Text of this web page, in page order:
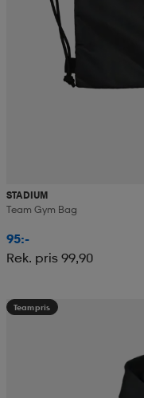
STADIUM
Team Gym Bag
95:-
Rek. pris 99,90
Teampris